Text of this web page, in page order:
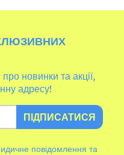
новинки та акції,
адресу!
ПІДПИСАТИСЯ
повідомлення та